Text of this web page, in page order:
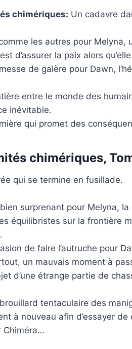
chimériques: Un cadavre
les autres pour Melyna,
d’assurer la paix alors
de galère pour Dawn,
entre le monde des
inévitable.
qui promet des
chimériques,
qui se termine en fusillade.
surprenant pour Melyna,
équilibristes sur la frontière
de faire l’autruche pour
un mauvais moment à
d’une étrange partie de
tentaculaire des
à nouveau afin d’essayer
Chiméra…